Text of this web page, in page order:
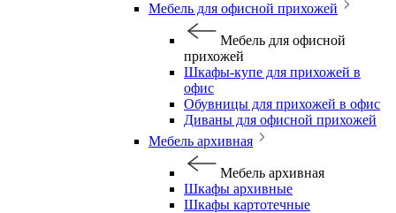
Мебель для офисной прихожей
Мебель для офисной
прихожей
Шкафы-купе для прихожей в
офис
Обувницы для прихожей в офис
Диваны для офисной прихожей
Мебель архивная
Мебель архивная
Шкафы архивные
Шкафы картотечные